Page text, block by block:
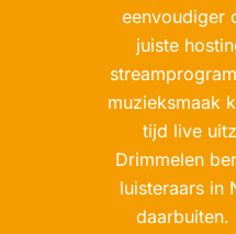
eenvoudiger
juiste
muzieksmaak
tijd live
Drimmelen
luisteraars in
daarbuiten.